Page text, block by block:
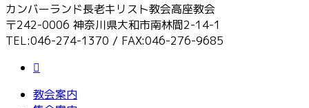
カンバーランド長老キリスト教会高座教会
〒242-0006 神奈川県大和市南林間2-14-1
TEL:046-274-1370 / FAX:046-276-9685
教会案内